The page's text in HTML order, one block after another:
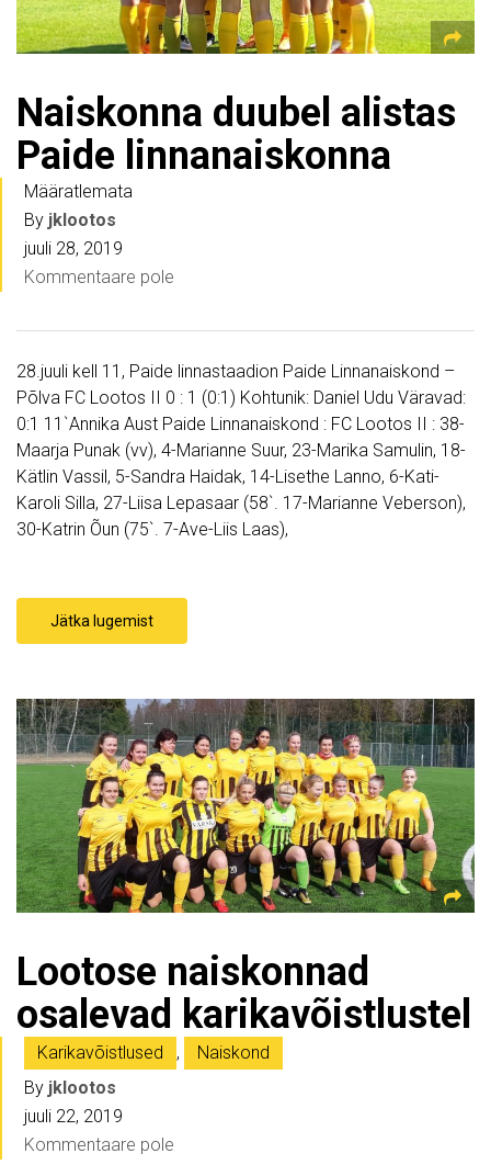
Naiskonna duubel alistas
Paide linnanaiskonna
Määratlemata
By jklootos
juuli 28, 2019
Kommentaare pole
28.juuli kell 11, Paide linnastaadion Paide Linnanaiskond –
Põlva FC Lootos II 0 : 1 (0:1) Kohtunik: Daniel Udu Väravad:
0:1 11`Annika Aust Paide Linnanaiskond : FC Lootos II : 38-
Maarja Punak (vv), 4-Marianne Suur, 23-Marika Samulin, 18-
Kätlin Vassil, 5-Sandra Haidak, 14-Lisethe Lanno, 6-Kati-
Karoli Silla, 27-Liisa Lepasaar (58`. 17-Marianne Veberson),
30-Katrin Õun (75`. 7-Ave-Liis Laas),
Jätka lugemist
Lootose naiskonnad
osalevad karikavõistlustel
Karikavõistlused ,
Naiskond
By jklootos
juuli 22, 2019
Kommentaare pole